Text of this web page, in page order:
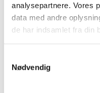
analysepartnere. Vores
data med andre
de har indsamlet fra din
Nødvendig
2024 (224)
2023 (195)
2020 (263)